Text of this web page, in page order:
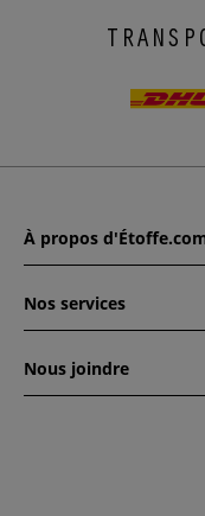
À propos
Nos services
Nous joindre